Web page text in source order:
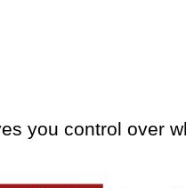
sur la
pour le site de
et jours fériés
choix de
à la chaîne interne
you control over